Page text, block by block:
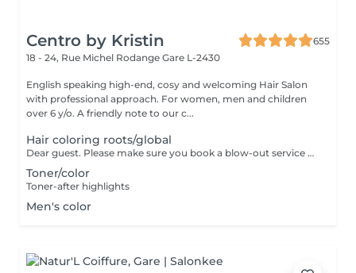
Centro by Kristin
655
18 - 24, Rue Michel Rodange Gare L-2430
English speaking high-end, cosy and welcoming Hair Salon
with professional approach. For women, men and children
over 6 y/o. A friendly note to our c...
Hair coloring roots/global
Dear guest. Please make sure you book a blow-out service after your color service, that is additional 30 minutes to the total service. Thank you for understanding. Team Centro
Toner/color
Toner-after highlights
Men's color